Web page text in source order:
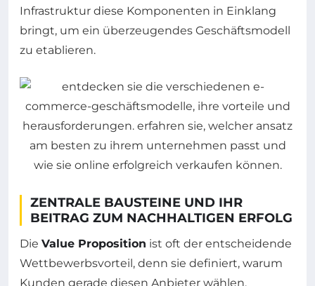
Infrastruktur diese Komponenten in Einklang
bringt, um ein überzeugendes Geschäftsmodell
zu etablieren.
ZENTRALE BAUSTEINE UND IHR
BEITRAG ZUM NACHHALTIGEN ERFOLG
Die Value Proposition ist oft der entscheidende
Wettbewerbsvorteil, denn sie definiert, warum
Kunden gerade diesen Anbieter wählen.